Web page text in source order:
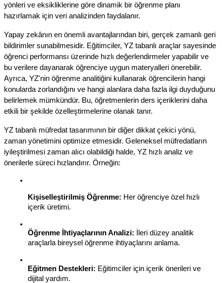
yönleri ve eksikliklerine göre dinamik bir öğrenme planı
hazırlamak için veri analizinden faydalanır.
Yapay zekânın en önemli avantajlarından biri, gerçek zamanlı geri
bildirimler sunabilmesidir. Eğitimciler, YZ tabanlı araçlar sayesinde
öğrenci performansı üzerinde hızlı değerlendirmeler yapabilir ve
bu verilere dayanarak öğrenciye uygun materyalleri önerebilir.
Ayrıca, YZ'nin öğrenme analitiğini kullanarak öğrencilerin hangi
konularda zorlandığını ve hangi alanlara daha fazla ilgi duyduğunu
belirlemek mümkündür. Bu, öğretmenlerin ders içeriklerini daha
etkili bir şekilde özelleştirmelerine olanak tanır.
YZ tabanlı müfredat tasarımının bir diğer dikkat çekici yönü,
zaman yönetimini optimize etmesidir. Geleneksel müfredatların
iyileştirilmesi zaman alıcı olabildiği halde, YZ hızlı analiz ve
önerilerle süreci hızlandırır. Örneğin:
Kişiselleştirilmiş Öğrenme: Her öğrenciye özel hızlı
içerik üretimi.
Öğrenme İhtiyaçlarının Analizi: İleri düzey analitik
araçlarla bireysel öğrenme ihtiyaçlarını anlama.
Eğitmen Destekleri: Eğitimciler için içerik önerileri ve
dijital yardım.